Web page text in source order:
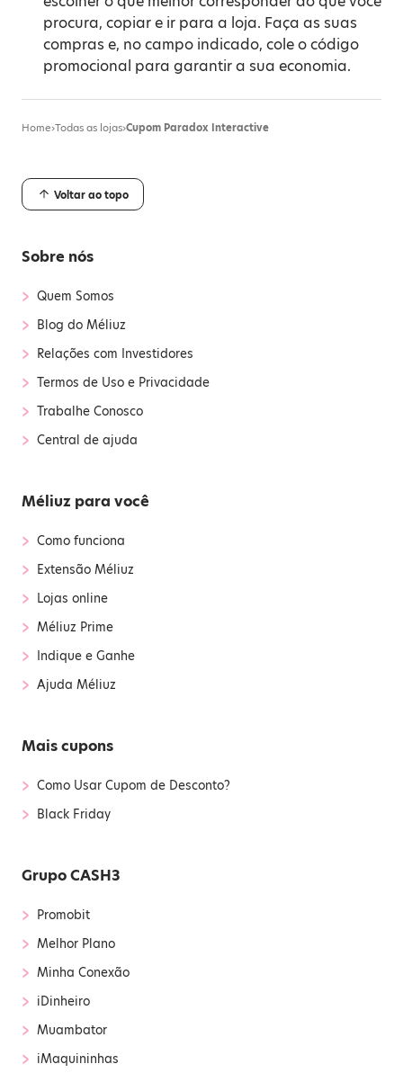
procura, copiar e ir para a loja. Faça as suas
compras e, no campo indicado, cole o código
promocional para garantir a sua economia.
Home›Todas as lojas›Cupom Paradox Interactive
Voltar ao topo
Sobre nós
› Quem Somos
› Blog do Méliuz
› Relações com Investidores
› Termos de Uso e Privacidade
› Trabalhe Conosco
› Central de ajuda
Méliuz para você
› Como funciona
› Extensão Méliuz
› Lojas online
› Méliuz Prime
› Indique e Ganhe
› Ajuda Méliuz
Mais cupons
› Como Usar Cupom de Desconto?
› Black Friday
Grupo CASH3
› Promobit
› Melhor Plano
› Minha Conexão
› iDinheiro
› Muambator
› iMaquininhas